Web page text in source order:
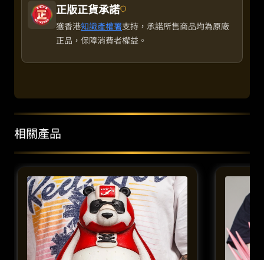
正版正貨承諾
獲香港知識產權署支持，承諾所售商品均為原廠
正品，保障消費者權益。
相關產品